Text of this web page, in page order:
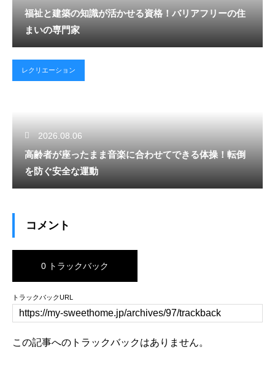
福祉と建築の知識が活かせる資格！バリアフリーの住
まいの専門家
レクリエーション
2026.08.06
高齢者が座ったまま音楽に合わせてできる体操！転倒
を防ぐ安全な運動
コメント
0 トラックバック
トラックバックURL
この記事へのトラックバックはありません。